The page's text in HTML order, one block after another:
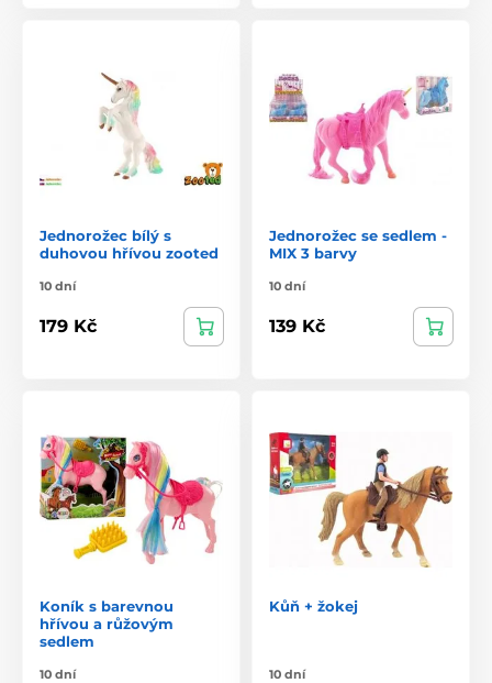
Jednorožec bílý s
duhovou hřívou zooted
10 dní
179 Kč
Jednorožec se sedlem -
MIX 3 barvy
10 dní
139 Kč
Koník s barevnou
hřívou a růžovým
sedlem
10 dní
Kůň + žokej
10 dní